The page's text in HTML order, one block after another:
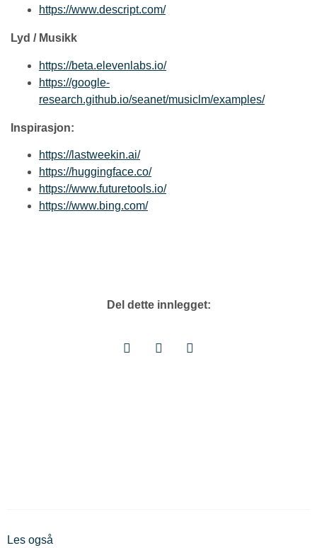
https://www.descript.com/
Lyd / Musikk
https://beta.elevenlabs.io/
https://google-
research.github.io/seanet/musiclm/examples/
Inspirasjon:
https://lastweekin.ai/
https://huggingface.co/
https://www.futuretools.io/
https://www.bing.com/
Del dette innlegget:
Les også